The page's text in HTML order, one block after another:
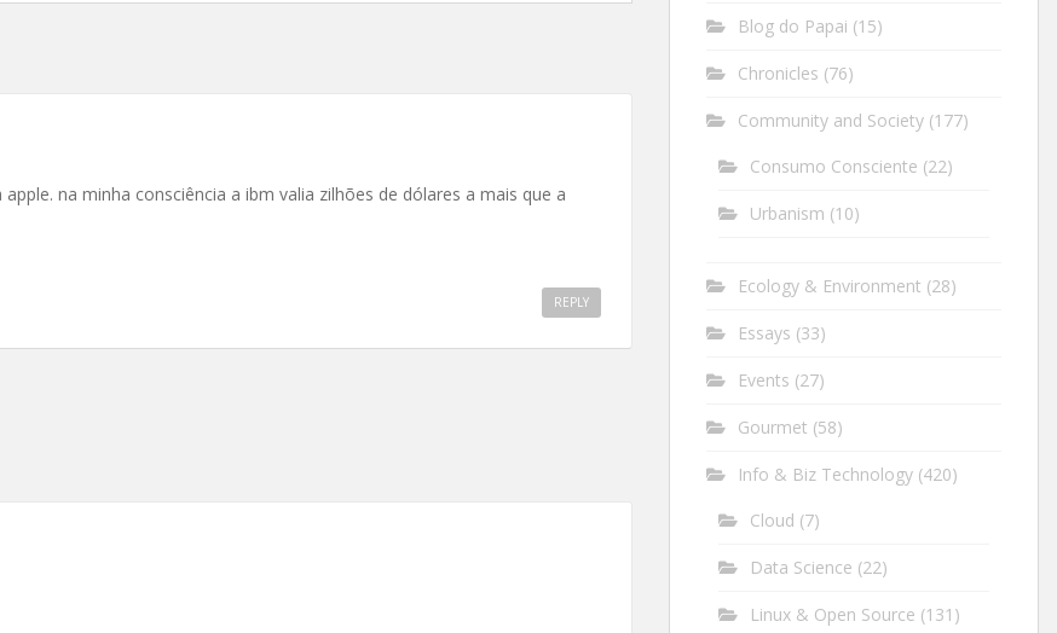
na minha consciência a ibm valia zilhões de dólares a mais que a
REPLY
Blog do Papai (15)
Chronicles (76)
Community and Society (177)
Consumo Consciente (22)
Urbanism (10)
Ecology & Environment (28)
Essays (33)
Events (27)
Gourmet (58)
Info & Biz Technology (420)
Cloud (7)
Data Science (22)
Linux & Open Source (131)